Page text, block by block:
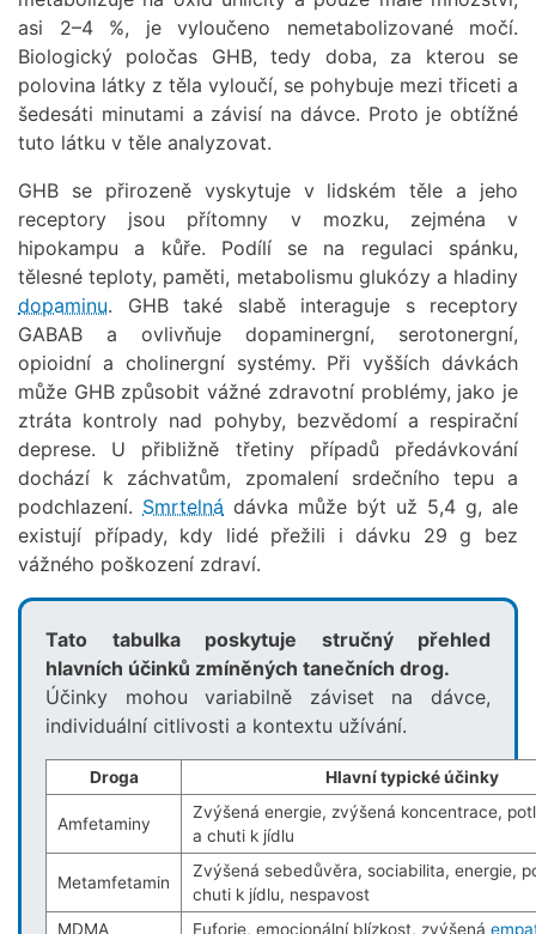
asi 2–4 %, je vyloučeno nemetabolizované močí.
Biologický poločas GHB, tedy doba, za kterou se
polovina látky z těla vyloučí, se pohybuje mezi třiceti a
šedesáti minutami a závisí na dávce. Proto je obtížné
tuto látku v těle analyzovat.
GHB se přirozeně vyskytuje v lidském těle a jeho
receptory jsou přítomny v mozku, zejména v
hipokampu a kůře. Podílí se na regulaci spánku,
tělesné teploty, paměti, metabolismu glukózy a hladiny
dopaminu. GHB také slabě interaguje s receptory
GABAB a ovlivňuje dopaminergní, serotonergní,
opioidní a cholinergní systémy. Při vyšších dávkách
může GHB způsobit vážné zdravotní problémy, jako je
ztráta kontroly nad pohyby, bezvědomí a respirační
deprese. U přibližně třetiny případů předávkování
dochází k záchvatům, zpomalení srdečního tepu a
podchlazení. Smrtelná dávka může být už 5,4 g, ale
existují případy, kdy lidé přežili i dávku 29 g bez
vážného poškození zdraví.
Tato tabulka poskytuje stručný přehled
hlavních účinků zmíněných tanečních drog.
Účinky mohou variabilně záviset na dávce,
individuální citlivosti a kontextu užívání.
Droga Hlavní typické účinky
Amfetaminy
Zvýšená energie, zvýšená koncentrace,
a chuti k jídlu
Metamfetamin
Zvýšená sebedůvěra, sociabilita, energie,
chuti k jídlu, nespavost
MDMA
Euforie, emocionální blízkost, zvýšená